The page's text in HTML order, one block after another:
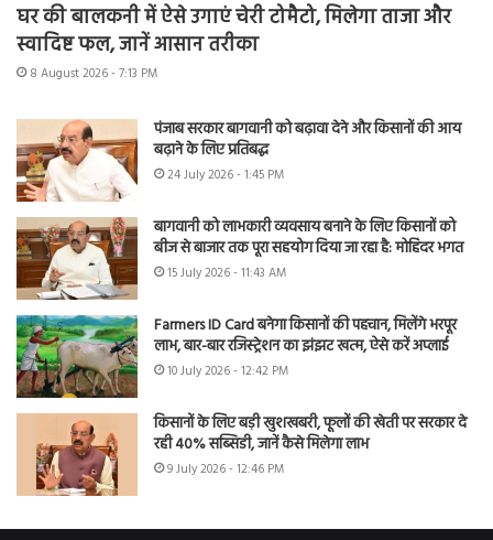
घर की बालकनी में ऐसे उगाएं चेरी टोमैटो, मिलेगा ताजा और
स्वादिष्ट फल, जानें आसान तरीका
8 August 2026 - 7:13 PM
पंजाब सरकार बागवानी को बढ़ावा देने और किसानों की आय
बढ़ाने के लिए प्रतिबद्ध
24 July 2026 - 1:45 PM
बागवानी को लाभकारी व्यवसाय बनाने के लिए किसानों को
बीज से बाजार तक पूरा सहयोग दिया जा रहा है: मोहिंदर भगत
15 July 2026 - 11:43 AM
Farmers ID Card बनेगा किसानों की पहचान, मिलेंगे भरपूर
लाभ, बार-बार रजिस्ट्रेशन का झंझट खत्म, ऐसे करें अप्लाई
10 July 2026 - 12:42 PM
किसानों के लिए बड़ी खुशखबरी, फूलों की खेती पर सरकार दे
रही 40% सब्सिडी, जानें कैसे मिलेगा लाभ
9 July 2026 - 12:46 PM